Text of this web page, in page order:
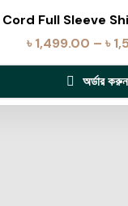
Cord Full Sleeve
৳1,499.00 – ৳
অর্ডার করুন